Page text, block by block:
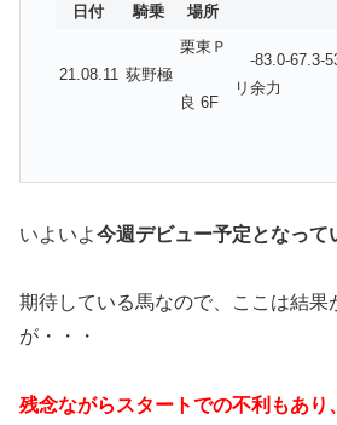
日付 騎乗 場所
21.08.11 荻野極
栗東Ｐ
良 6F
-83.0-67.3-
リ余力
いよいよ今週デビュー予定となって
期待している馬なので、ここは結果
が・・・
残念ながらスタートでの不利もあり